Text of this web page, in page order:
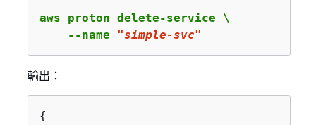
aws proton delete-service \
    --name
"simple-svc"
輸出：
{